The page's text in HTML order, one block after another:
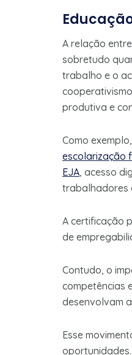
A relação
sobretudo
trabalho e o
produtiva e
Como exemplo,
escolarização
EJA, acesso
trabalhadores
A certificação
de
Contudo, o
competências
desenvolvam
Esse